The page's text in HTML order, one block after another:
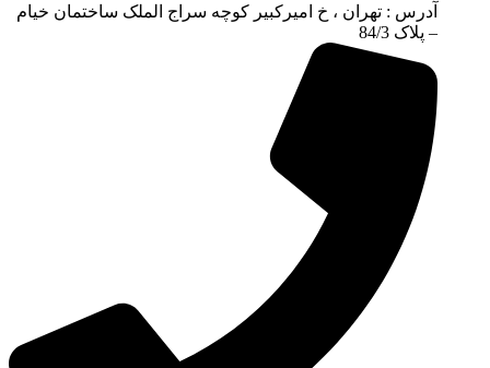
آدرس : تهران ، خ امیرکبیر کوچه سراج الملک ساختمان خیام
– پلاک 84/3